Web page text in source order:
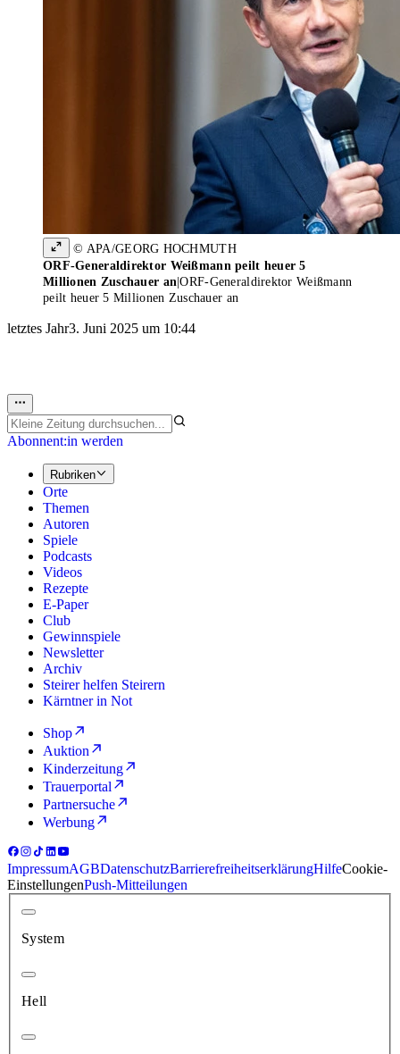
© APA/GEORG HOCHMUTH
ORF-Generaldirektor Weißmann peilt heuer 5
Millionen Zuschauer an |ORF-Generaldirektor Weißmann
peilt heuer 5 Millionen Zuschauer an
letztes Jahr3. Juni 2025 um 10:44
Abonnent:in werden
Rubriken
Orte
Themen
Autoren
Spiele
Podcasts
Videos
Rezepte
E-Paper
Club
Gewinnspiele
Newsletter
Archiv
Steirer helfen Steirern
Kärntner in Not
Shop
Auktion
Kinderzeitung
Trauerportal
Partnersuche
Werbung
ImpressumAGBDatenschutzBarrierefreiheitserklärungHilfeCookie-
EinstellungenPush-Mitteilungen
System
Hell